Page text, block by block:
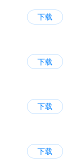
下载
下载
下载
下载